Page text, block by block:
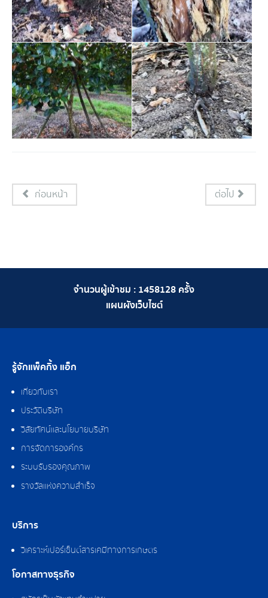
ก่อนหน้า ต่อไป
จำนวนผู้เข้าชม : 1458128 ครั้ง
แผนผังเว็บไซต์
รู้จักแพ็คกิ้ง แอ็ก
เกี่ยวกับเรา
ประวัติบริษัท
วิสัยทัศน์และนโยบายบริษัท
การจัดการองค์กร
ระบบรับรองคุณภาพ
รางวัลแห่งความสำเร็จ
บริการ
วิเคราะห์เปอร์เซ็นต์สารเคมีทางการเกษตร
โอกาสทางธุรกิจ